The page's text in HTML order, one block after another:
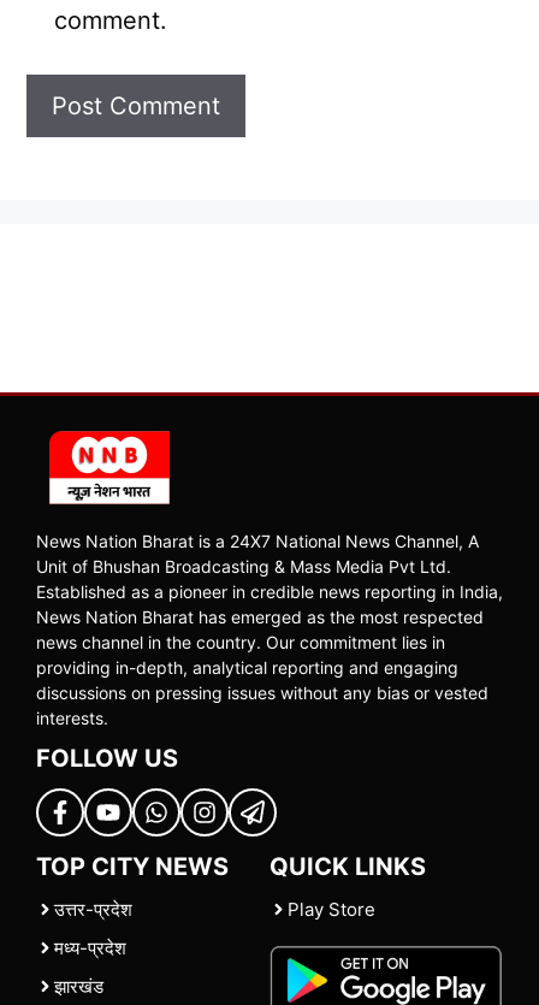
comment.
News Nation Bharat is a 24X7 National News Channel, A
Unit of Bhushan Broadcasting & Mass Media Pvt Ltd.
Established as a pioneer in credible news reporting in India,
News Nation Bharat has emerged as the most respected
news channel in the country. Our commitment lies in
providing in-depth, analytical reporting and engaging
discussions on pressing issues without any bias or vested
interests.
FOLLOW US
TOP CITY NEWS
उत्तर-प्रदेश
मध्य-प्रदेश
झारखंड
QUICK LINKS
Play Store